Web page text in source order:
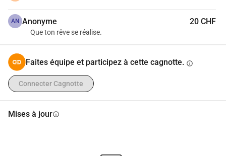
AN Anonyme 20 CHF
Que ton rêve se réalise.
Faites équipe et participez à cette cagnotte. info
Connecter Cagnotte
Mises à jourinfo